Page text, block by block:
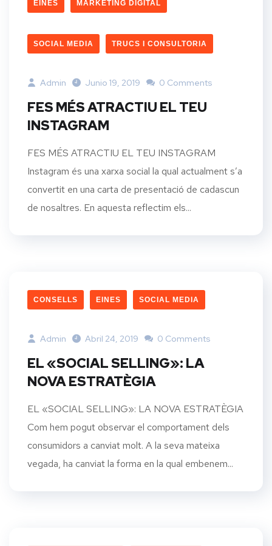
EINES MARKETING DIGITAL
SOCIAL MEDIA TRUCS I CONSULTORIA
Admin Junio 19, 2019 0 Comments
FES MÉS ATRACTIU EL TEU
INSTAGRAM
FES MÉS ATRACTIU EL TEU INSTAGRAM
Instagram és una xarxa social la qual actualment s’a
convertit en una carta de presentació de cadascun
de nosaltres. En aquesta reflectim els...
CONSELLS EINES SOCIAL MEDIA
Admin Abril 24, 2019 0 Comments
EL «SOCIAL SELLING»: LA
NOVA ESTRATÈGIA
EL «SOCIAL SELLING»: LA NOVA ESTRATÈGIA
Com hem pogut observar el comportament dels
consumidors a canviat molt. A la seva mateixa
vegada, ha canviat la forma en la qual embenem...